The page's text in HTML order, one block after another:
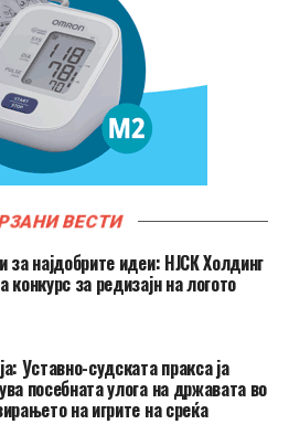
ВЕСТИ
за најдобрите идеи: НЈСК Холдинг
конкурс за редизајн на логото
Уставно-судската пракса ја
посебната улога на државата во
на игрите на среќа